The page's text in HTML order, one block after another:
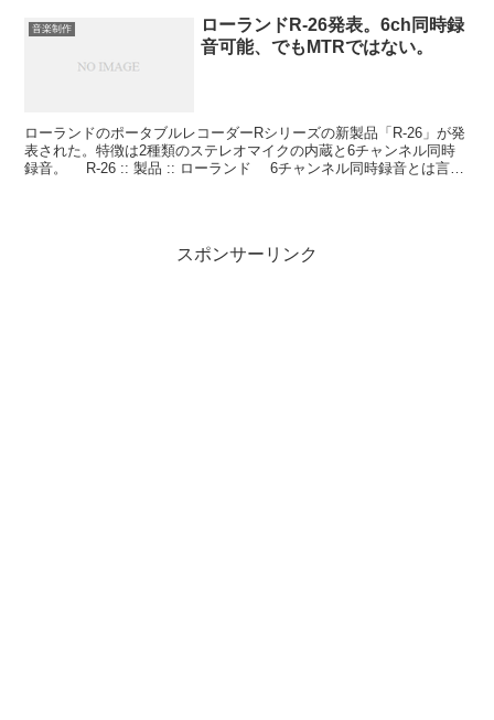
音楽制作
ローランドR-26発表。6ch同時録
音可能、でもMTRではない。
ローランドのポータブルレコーダーRシリーズの新製品「R-26」が発
表された。特徴は2種類のステレオマイクの内蔵と6チャンネル同時
録音。 R-26 :: 製品 :: ローランド 6チャンネル同時録音とは言っ
スポンサーリンク